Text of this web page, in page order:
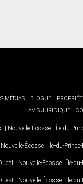
MÉDIAS BLOGUE
AVIS JURIDIQUE
| Nouvelle-Écosse | Île-du-
Nouvelle-Écosse | Île-du-
| Nouvelle-Écosse | Île-
| Nouvelle-Écosse | Île-